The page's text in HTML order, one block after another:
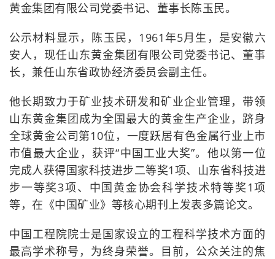
黄金集团有限公司党委书记、董事长陈玉民。
公示材料显示，陈玉民，1961年5月生，是安徽六
安人，现任山东黄金集团有限公司党委书记、董事
长，兼任山东省政协经济委员会副主任。
他长期致力于矿业技术研发和矿业企业管理，带领
山东黄金集团成为全国最大的黄金生产企业，跻身
全球黄金公司第10位，一度跃居有色金属行业上市
市值最大企业，获评“中国工业大奖”。他以第一位
完成人获得国家科技进步二等奖1项、山东省科技进
步一等奖3项、中国黄金协会科学技术特等奖1项
等，在《中国矿业》等核心期刊上发表多篇论文。
中国工程院院士是国家设立的工程科学技术方面的
最高学术称号，为终身荣誉。目前，公众关注的焦